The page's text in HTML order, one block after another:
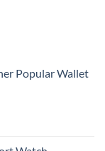
Popular Wallet